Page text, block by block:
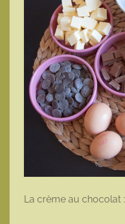
La crème au chocolat :